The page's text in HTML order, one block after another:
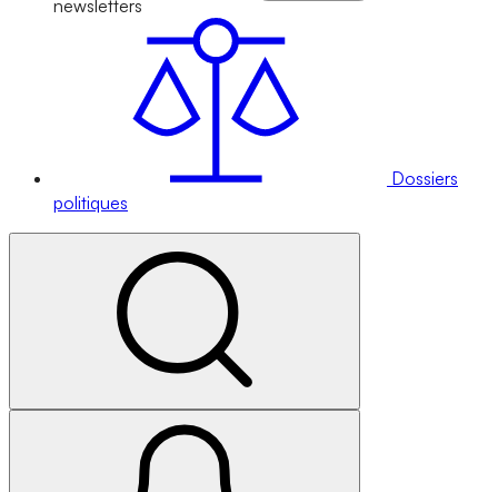
newsletters
Dossiers
politiques